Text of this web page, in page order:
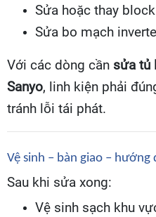
Sửa hoặc thay block
Sửa bo mạch
Với các dòng cần sửa tủ
Sanyo, linh kiện phải
tránh lỗi tái phát.
Vệ sinh – bàn giao – hướng
Sau khi sửa xong:
Vệ sinh sạch khu